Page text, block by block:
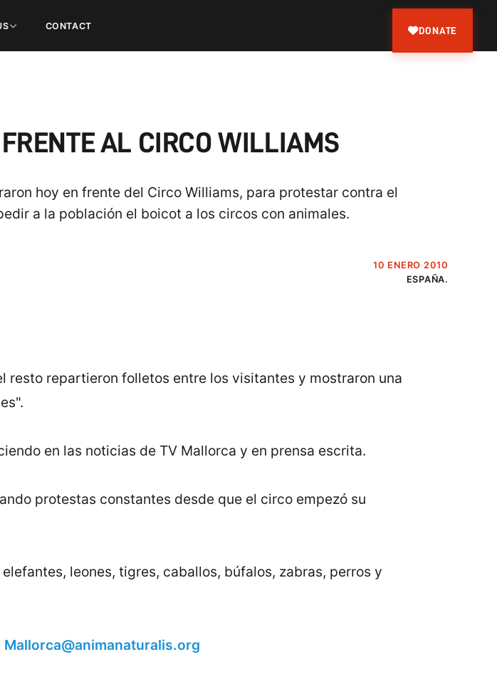
CONTACT DONATE
AL CIRCO WILLIAMS
hoy en frente del Circo Williams, para protestar contra el
a la población el boicot a los circos con animales.
10 ENERO 2010
ESPAÑA.
repartieron folletos entre los visitantes y mostraron una
en las noticias de TV Mallorca y en prensa escrita.
protestas constantes desde que el circo empezó su
leones, tigres, caballos, búfalos, zabras, perros y
Mallorca@animanaturalis.org